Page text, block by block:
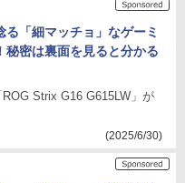
「細マッチョ」なゲーミ
秘密は裏面を見ると分かる
Strix G16 G615LW」が
(2025/6/30)